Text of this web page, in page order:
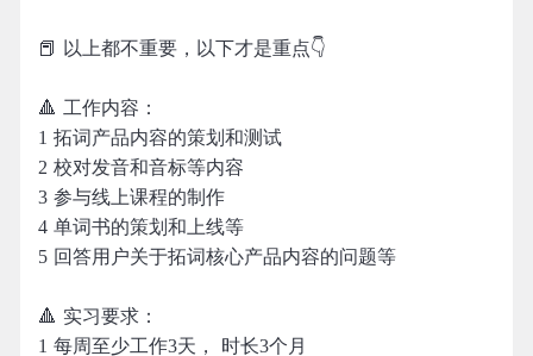
📕 以上都不重要，以下才是重点👇
🔺 工作内容：
1 拓词产品内容的策划和测试
2 校对发音和音标等内容
3 参与线上课程的制作
4 单词书的策划和上线等
5 回答用户关于拓词核心产品内容的问题等
🔺 实习要求：
1 每周至少工作3天， 时长3个月